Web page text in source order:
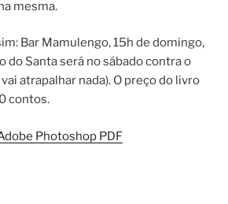
mesma.
Bar Mamulengo, 15h de domingo,
do Santa será no sábado contra o
atrapalhar nada). O preço do livro
contos.